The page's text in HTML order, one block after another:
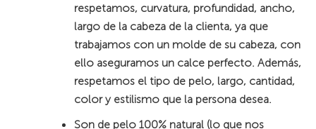
respetamos, curvatura, profundidad, ancho,
largo de la cabeza de la clienta, ya que
trabajamos con un molde de su cabeza, con
ello aseguramos un calce perfecto. Además,
respetamos el tipo de pelo, largo, cantidad,
color y estilismo que la persona desea.
Son de pelo 100% natural (lo que nos